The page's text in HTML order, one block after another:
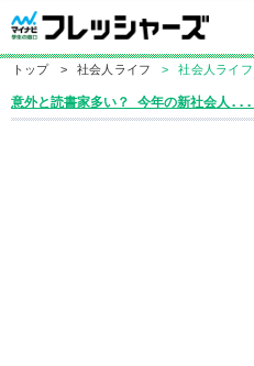
トップ > 社会人ライフ > 社会人ライフ
意外と読書家多い？ 今年の新社会人...